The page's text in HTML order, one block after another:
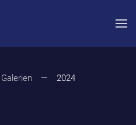
Galerien 2024